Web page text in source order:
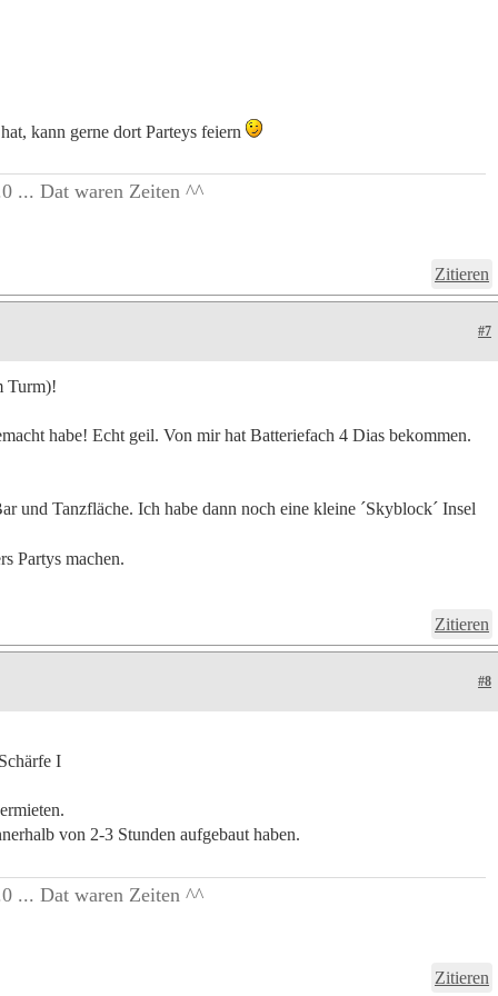
kann gerne dort Parteys feiern
... Dat waren Zeiten ^^
Zitieren
#7
Turm)!
habe! Echt geil. Von mir hat Batteriefach 4 Dias bekommen.
und Tanzfläche. Ich habe dann noch eine kleine ´Skyblock´ Insel
Partys machen.
Zitieren
#8
I
von 2-3 Stunden aufgebaut haben.
... Dat waren Zeiten ^^
Zitieren